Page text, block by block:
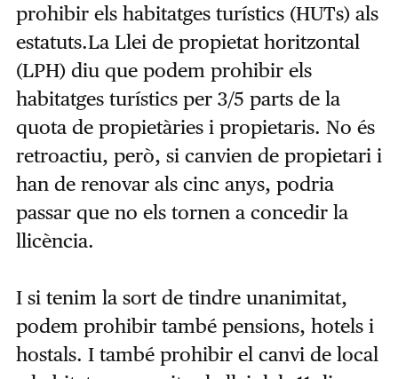
prohibir els habitatges turístics (HUTs) als
estatuts.La Llei de propietat horitzontal
(LPH) diu que podem prohibir els
habitatges turístics per 3/5 parts de la
quota de propietàries i propietaris. No és
retroactiu, però, si canvien de propietari i
han de renovar als cinc anys, podria
passar que no els tornen a concedir la
llicència.
I si tenim la sort de tindre unanimitat,
podem prohibir també pensions, hotels i
hostals. I també prohibir el canvi de local